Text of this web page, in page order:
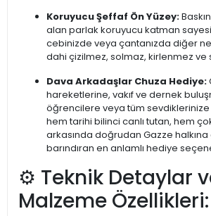
Koruyucu Şeffaf Ön Yüzey:
alan parlak koruyucu katman
cebinizde veya çantanızda diğer
dahi çizilmez, solmaz, kirlenmez ve
Dava Arkadaşlar Chuza Hediye:
hareketlerine, vakıf ve dernek
öğrencilere veya tüm
hem tarihi bilinci canlı tutan, hem
arkasında doğrudan Gazze halkına
barındıran en anlamlı hediye
⚙️ Teknik Detaylar
Malzeme Özellikleri: